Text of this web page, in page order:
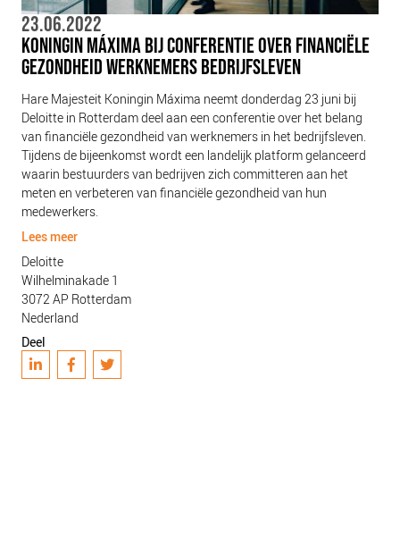
23.06.2022
KONINGIN MÁXIMA BIJ CONFERENTIE OVER FINANCIËLE
GEZONDHEID WERKNEMERS BEDRIJFSLEVEN
Hare Majesteit Koningin Máxima neemt donderdag 23 juni bij
Deloitte in Rotterdam deel aan een conferentie over het belang
van financiële gezondheid van werknemers in het bedrijfsleven.
Tijdens de bijeenkomst wordt een landelijk platform gelanceerd
waarin bestuurders van bedrijven zich committeren aan het
meten en verbeteren van financiële gezondheid van hun
medewerkers.
Lees meer
Deloitte
Wilhelminakade 1
3072 AP Rotterdam
Nederland
Deel